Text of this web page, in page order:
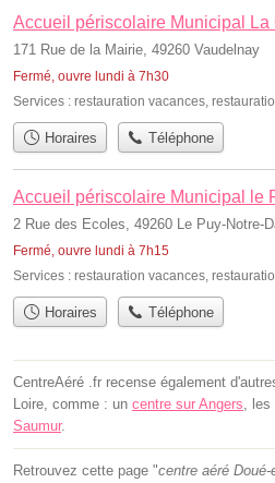
Accueil périscolaire Municipal
171 Rue de la Mairie, 49260 Vaudelnay
Fermé, ouvre lundi à 7h30
Services : restauration vacances
Horaires Téléphone
Accueil périscolaire Municipal le
2 Rue des Ecoles, 49260 Le Puy-Notre-
Fermé, ouvre lundi à 7h15
Services : restauration vacances,
Horaires Téléphone
CentreAéré .fr recense également
Loire, comme : un centre sur Angers, les
Saumur.
Retrouvez cette page "centre aéré Doué-